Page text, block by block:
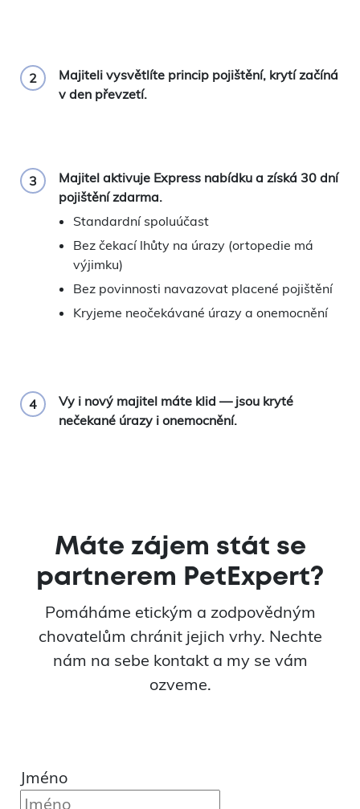
2
Majiteli vysvětlíte princip pojištění, krytí začíná
v den převzetí.
3
Majitel aktivuje Express nabídku a získá 30 dní
pojištění zdarma.
Standardní spoluúčast
Bez čekací lhůty na úrazy (ortopedie má
výjimku)
Bez povinnosti navazovat placené pojištění
Kryjeme neočekávané úrazy a onemocnění
4
Vy i nový majitel máte klid — jsou kryté
nečekané úrazy i onemocnění.
Máte zájem stát se
partnerem PetExpert?
Pomáháme etickým a zodpovědným
chovatelům chránit jejich vrhy. Nechte
nám na sebe kontakt a my se vám
ozveme.
Jméno